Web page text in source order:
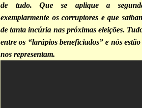
de tudo. Que se aplique a
exemplarmente os corruptores e que
de tanta incúria nas próximas eleições.
entre os “larápios beneficiados” e nós
nos representam.